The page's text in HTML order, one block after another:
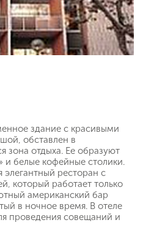
здание с красивыми
обставлен в
зона отдыха. Ее образуют
и белые кофейные столики.
ресторан с
который работает только
американский бар
в ночное время. В отеле
проведения совещаний и